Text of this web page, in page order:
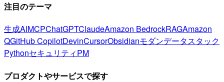
注目のテーマ
生成AIMCPChatGPTClaudeAmazon BedrockRAGAmazon
QGitHub CopilotDevinCursorObsidianモダンデータスタック
PythonセキュリティPM
プロダクトやサービスで探す